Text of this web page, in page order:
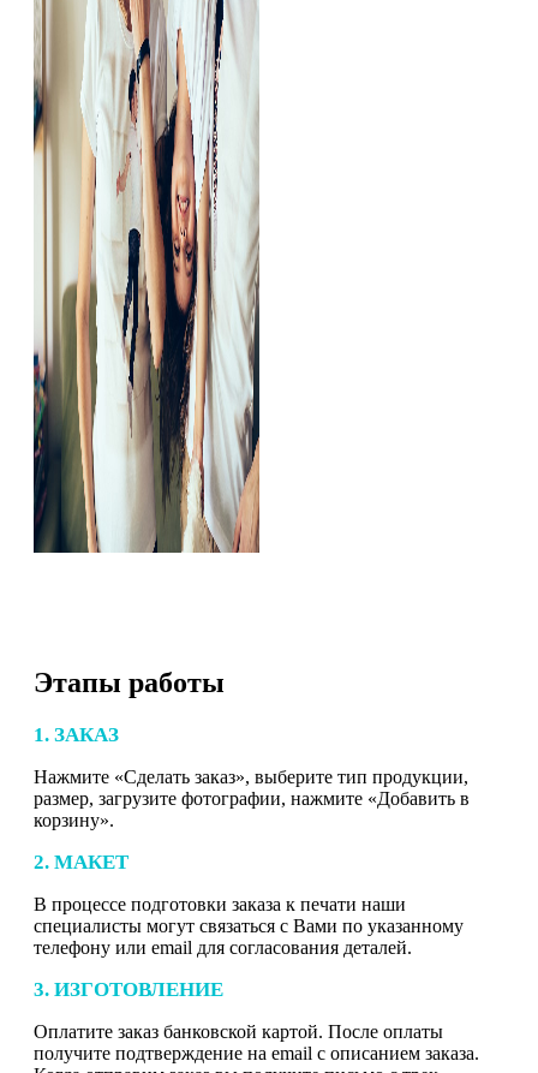
Этапы работы
1. ЗАКАЗ
Нажмите «Сделать заказ», выберите тип продукции,
размер, загрузите фотографии, нажмите «Добавить в
корзину».
2. МАКЕТ
В процессе подготовки заказа к печати наши
специалисты могут связаться с Вами по указанному
телефону или email для согласования деталей.
3. ИЗГОТОВЛЕНИЕ
Оплатите заказ банковской картой. После оплаты
получите подтверждение на email с описанием заказа.